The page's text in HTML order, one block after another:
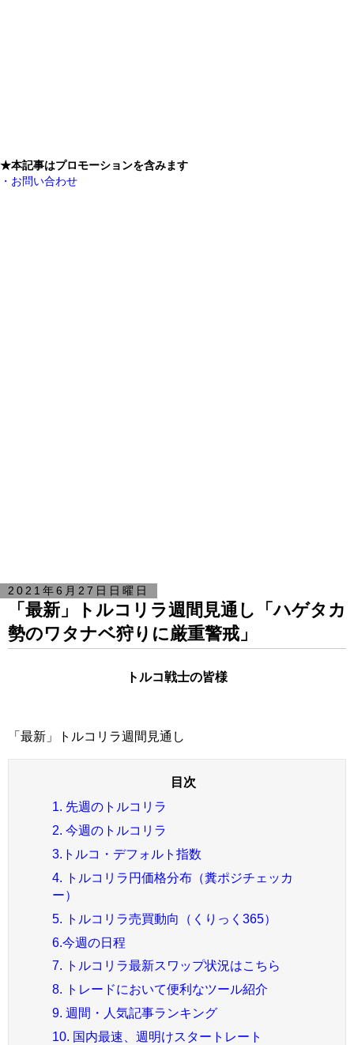
★本記事はプロモーションを含みます
・お問い合わせ
2021年6月27日日曜日
「最新」トルコリラ週間見通し「ハゲタカ
勢のワタナベ狩りに厳重警戒」
トルコ戦士の皆様
「最新」トルコリラ週間見通し
1. 先週のトルコリラ
2. 今週のトルコリラ
3.トルコ・デフォルト指数
4. トルコリラ円価格分布（糞ポジチェッカ
ー）
5. トルコリラ売買動向（くりっく365）
6.今週の日程
7. トルコリラ最新スワップ状況はこちら
8. トレードにおいて便利なツール紹介
9. 週間・人気記事ランキング
10. 国内最速、週明けスタートレート